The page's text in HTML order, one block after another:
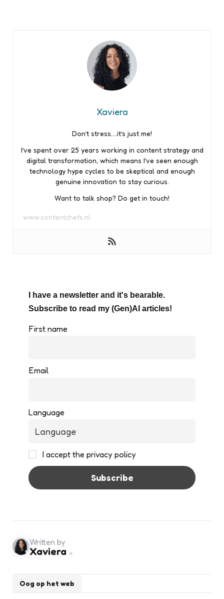
Xaviera
Don’t stress….it’s just me!
I’ve spent over 25 years working in content strategy and
digital transformation, which means I’ve seen enough
technology hype cycles to be skeptical and enough
genuine innovation to stay curious.
Want to talk shop? Do get in touch!
www.contentchefs.nl
I have a newsletter and it's bearable.
Subscribe to read my (Gen)AI articles!
First name
Email
Language
I accept the privacy policy
Oog op het web
Written by
Xaviera